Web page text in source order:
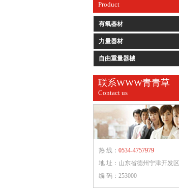
Product
有氧器材
力量器材
自由重量器械
联系WWW青青草
Contact us
热 线： 0534-4757979
地 址：山东省德州宁津开发区
编 码：253000